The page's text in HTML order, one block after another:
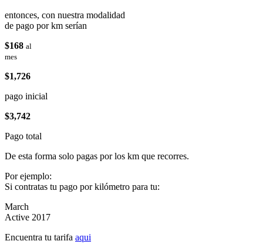
entonces, con nuestra modalidad
de pago por km serían
$168 al
mes
$1,726
pago inicial
$3,742
Pago total
De esta forma solo pagas por los km que recorres.
Por ejemplo:
Si contratas tu pago por kilómetro para tu:
March
Active 2017
Encuentra tu tarifa aqui